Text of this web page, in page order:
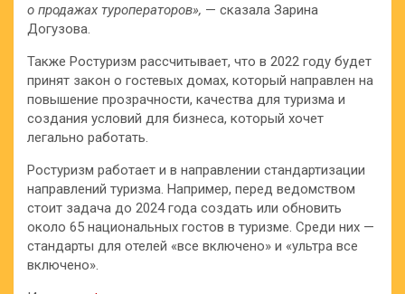
о продажах туроператоров», — сказала Зарина
Догузова.
Также Ростуризм рассчитывает, что в 2022 году будет
принят закон о гостевых домах, который направлен на
повышение прозрачности, качества для туризма и
создания условий для бизнеса, который хочет
легально работать.
Ростуризм работает и в направлении стандартизации
направлений туризма. Например, перед ведомством
стоит задача до 2024 года создать или обновить
около 65 национальных гостов в туризме. Среди них —
стандарты для отелей «все включено» и «ультра все
включено».